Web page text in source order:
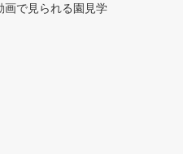
で見られる園見学